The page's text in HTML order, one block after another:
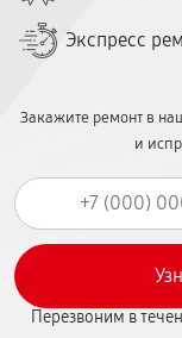
Экспресс
Закажите ремонт в
и
Перезвоним в